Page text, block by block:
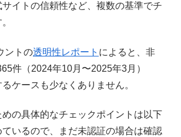
イトの信頼性など、複数の基準でチ
ントの透明性レポート によると、非
件（2024年10月〜2025年3月）
ケースも少なくありません。
の具体的なチェックポイントは以下
いるので、まだ未認証の場合は確認